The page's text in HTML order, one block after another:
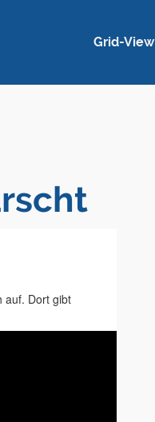
Grid-View
auf. Dort gibt